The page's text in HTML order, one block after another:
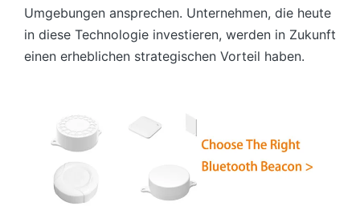
Umgebungen ansprechen. Unternehmen, die heute
in diese Technologie investieren, werden in Zukunft
einen erheblichen strategischen Vorteil haben.